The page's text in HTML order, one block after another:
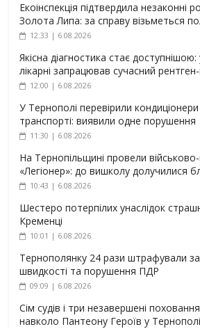
Екоінспекція підтвердила незаконні
Золота Липа: за справу візьметься
12:33 | 6.08.2026
Якісна діагностика стає
лікарні запрацював сучасний
12:00 | 6.08.2026
У Тернополі перевірили
транспорті: виявили одне порушення
11:30 | 6.08.2026
На Тернопільщині провели
«Легіонер»: до вишколу долучилися
10:43 | 6.08.2026
Шестеро потерпілих унаслідок
Кременці
10:01 | 6.08.2026
Тернополянку 24 рази штрафували
швидкості та порушення ПДР
09:09 | 6.08.2026
Сім судів і три незавершені
навколо Пантеону Героїв у Тернополі